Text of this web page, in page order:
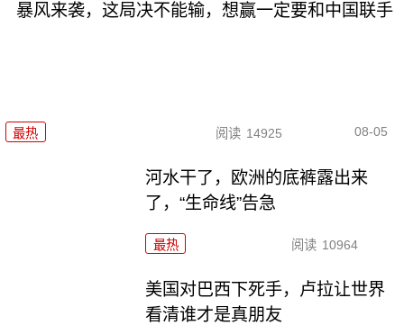
暴风来袭，这局决不能输，想赢一定要和中国联手
最热 阅读 14925 08-05
河水干了，欧洲的底裤露出来
了，“生命线”告急
最热 阅读 10964
美国对巴西下死手，卢拉让世界
看清谁才是真朋友